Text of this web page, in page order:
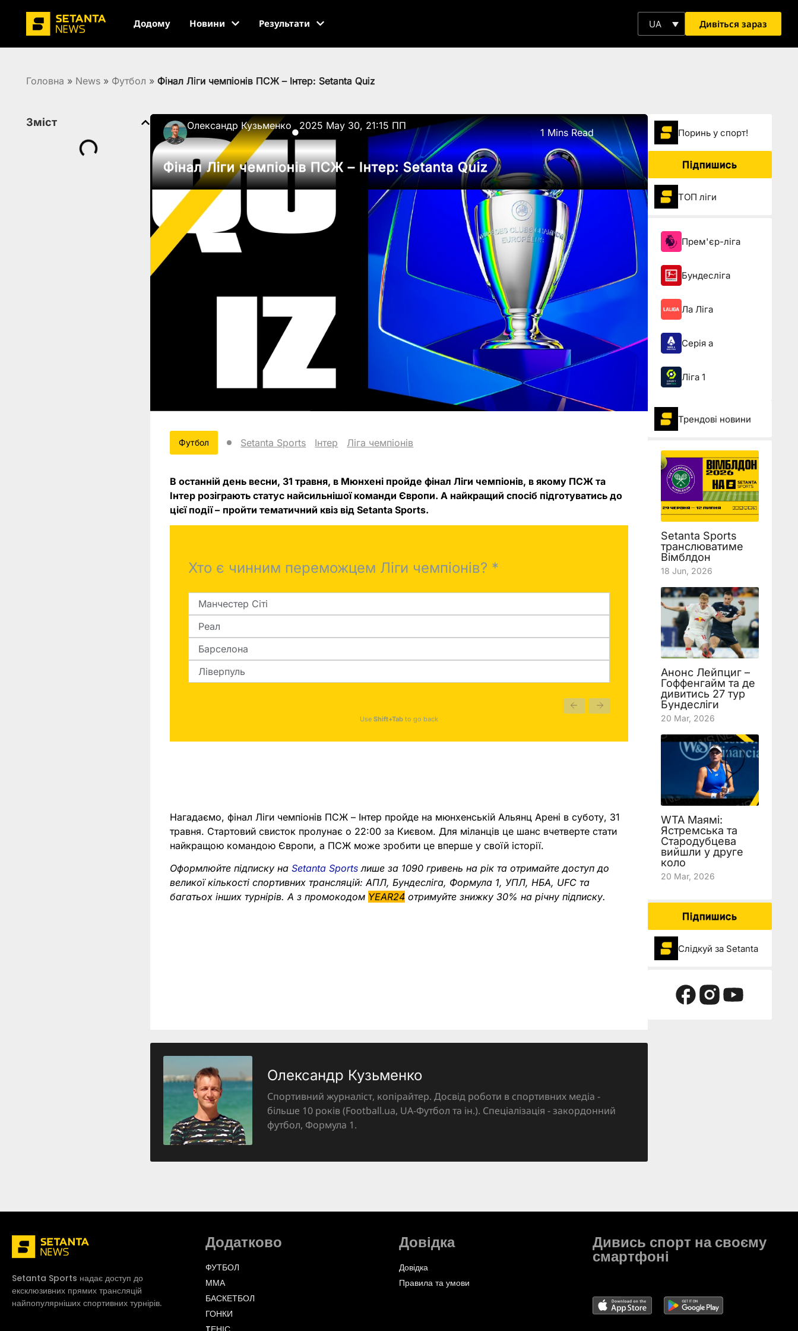
Додому Новини Результати UA Дивіться зараз
Головна » News » Футбол » Фінал Ліги чемпіонів ПСЖ – Інтер: Setanta Quiz
Зміст Олександр Кузьменко
●
2025 May 30, 21:15 ПП
1 Mins Read
Фінал Ліги чемпіонів ПСЖ – Інтер: Setanta Quiz
Футбол Setanta Sports Інтер Ліга чемпіонів
В останній день весни, 31 травня, в Мюнхені пройде фінал Ліги чемпіонів, в якому ПСЖ та
Інтер розіграють статус найсильнішої команди Європи. А найкращий спосіб підготуватись до
цієї події – пройти тематичний квіз від Setanta Sports.
ЛЧ
-
Інтер
Хто є чинним переможцем Ліги чемпіонів? *
Манчестер Сіті
Реал
Барселона
Ліверпуль
Use Shift+Tab to go back
Нагадаємо, фінал Ліги чемпіонів ПСЖ – Інтер пройде на мюнхенській Альянц Арені в суботу, 31
травня. Стартовий свисток пролунає о 22:00 за Києвом. Для міланців це шанс вчетверте стати
найкращою командою Європи, а ПСЖ може зробити це вперше у своїй історії.
Оформлюйте підписку наSetanta Sports лише за 1090 гривень на рік та отримайте доступ до
великої кількості спортивних трансляцій: АПЛ, Бундесліга, Формула 1, УПЛ, НБА, UFC та
багатьох інших турнірів. А з промокодом YEAR24 отримуйте знижку 30% на річну підписку.
Олександр Кузьменко
Спортивний журналіст, копірайтер. Досвід роботи в спортивних медіа -
більше 10 років (Football.ua, UA-Футбол та ін.). Спеціалізація - закордонний
футбол, Формула 1.
Поринь у спорт!
Підпишись
ТОП ліги
Прем'єр-ліга
Бундесліга
Ла Ліга
Серія а
Ліга 1
Трендові новини
Setanta Sports
транслюватиме
Вімблдон
18 Jun, 2026
Анонс Лейпциг –
Гоффенгайм та де
дивитись 27 тур
Бундесліги
20 Mar, 2026
WTA Маямі:
Ястремська та
Стародубцева
вийшли у друге
коло
20 Mar, 2026
Підпишись
Слідкуй за Setanta
Setanta Sports надає доступ до
ексклюзивних прямих трансляцій
найпопулярніших спортивних турнірів.
Додатково
ФУТБОЛ
ММА
БАСКЕТБОЛ
ГОНКИ
Довідка
Довідка
Правила та умови
Дивись спорт на своєму
смартфоні